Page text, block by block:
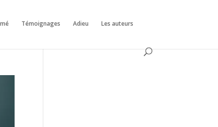
Témoignages Adieu Les auteurs